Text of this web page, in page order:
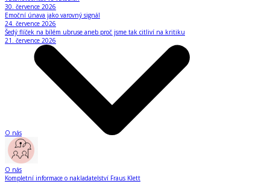
30. července 2026
Emoční únava jako varovný signál
24. července 2026
Šedý flíček na bílém ubruse aneb proč jsme tak citliví na kritiku
21. července 2026
O nás
O nás
Kompletní informace o nakladatelství Fraus Klett